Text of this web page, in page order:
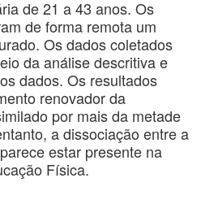
de 21 a 43 anos. Os
de forma remota um
Os dados coletados
da análise descritiva e
dados. Os resultados
renovador da
por mais da metade
a dissociação entre a
estar presente na
Física.